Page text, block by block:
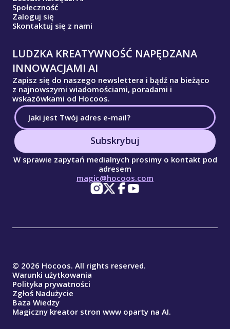
Społeczność
Zaloguj się
Skontaktuj się z nami
LUDZKA KREATYWNOŚĆ NAPĘDZANA
INNOWACJAMI AI
Zapisz się do naszego newslettera i bądź na bieżąco
z najnowszymi wiadomościami, poradami i
wskazówkami od Hocoos.
Subskrybuj
W sprawie zapytań medialnych prosimy o kontakt pod
adresem
magic@hocoos.com
© 2026 Hocoos. All rights reserved.
Warunki użytkowania
Polityka prywatności
Zgłoś Nadużycie
Baza Wiedzy
Magiczny kreator stron www oparty na AI.